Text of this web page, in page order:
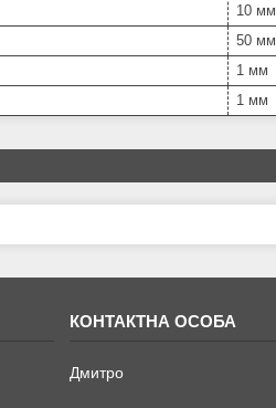
10 мм
50 мм
1 мм
1 мм
Дмитро